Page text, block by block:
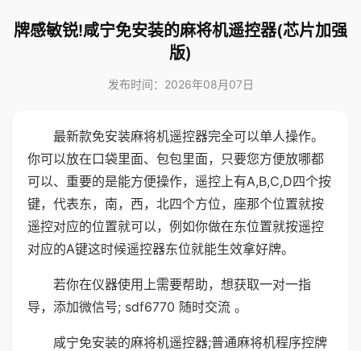
牌感敏锐!咸宁免安装的麻将机遥控器(芯片加强
版)
发布时间：2026年08月07日
最新款免安装麻将机遥控器完全可以单人操作。
你可以放在口袋里面、包包里面，只要您方便放哪都
可以、重要的是能方便操作，遥控上有A,B,C,D四个按
键，代表东，南，西，北四个方位，座那个位置就按
遥控对应的位置就可以，例如你做在东位置就按遥控
对应的A键这时候遥控器东位就能生效拿好牌。
若你在仪器使用上需要帮助，想获取一对一指
导，添加微信号; sdf6770 随时交流 。
咸宁免安装的麻将机遥控器;普通麻将机程序控牌